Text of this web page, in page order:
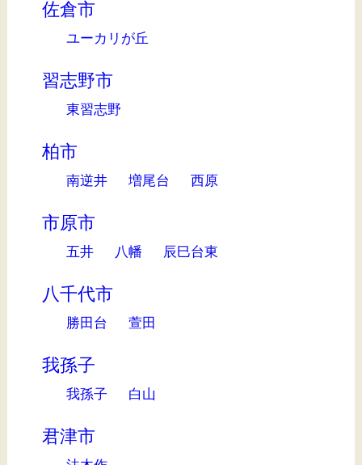
佐倉市
ユーカリが丘
習志野市
東習志野
柏市
南逆井 増尾台 西原
市原市
五井 八幡 辰巳台東
八千代市
勝田台 萱田
我孫子
我孫子 白山
君津市